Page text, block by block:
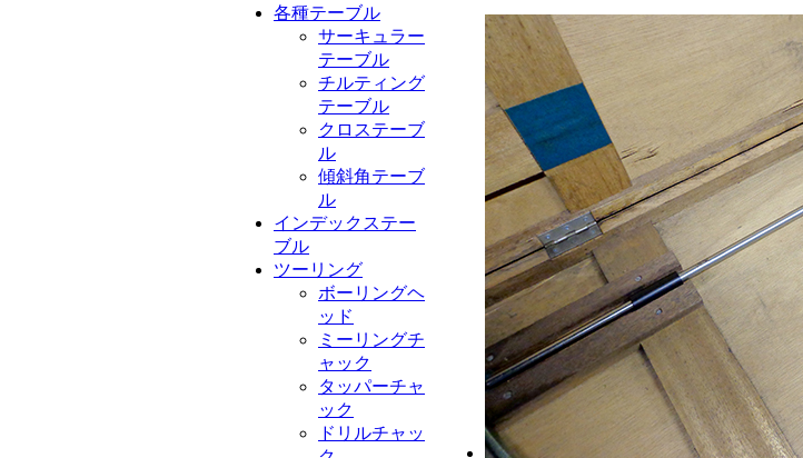
各種テーブル
サーキュラー
テーブル
チルティング
テーブル
クロステーブ
ル
傾斜角テーブ
ル
インデックステー
ブル
ツーリング
ボーリングヘ
ッド
ミーリングチ
ャック
タッパーチャ
ック
ドリルチャッ